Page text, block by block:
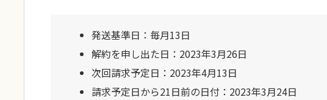
発送基準日：毎月13日
解約を申し出た日：2023年3月26日
次回請求予定日：2023年4月13日
請求予定日から21日前の日付：2023年3月24日